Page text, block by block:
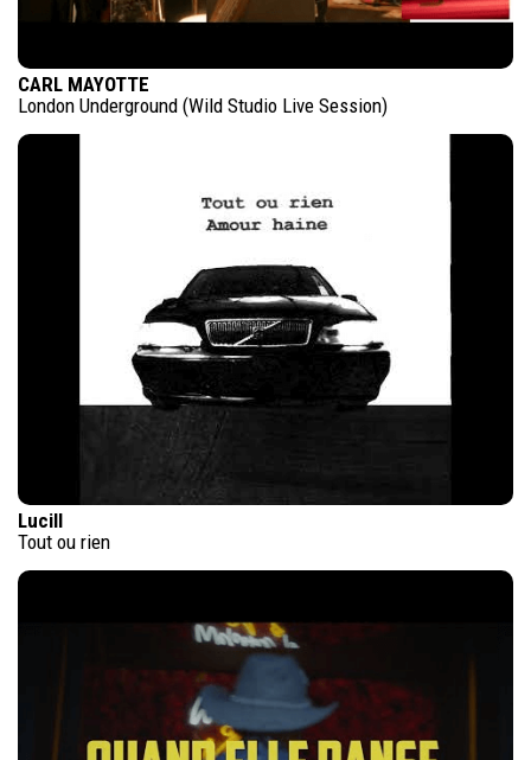
CARL MAYOTTE
London Underground (Wild Studio Live Session)
Lucill
Tout ou rien